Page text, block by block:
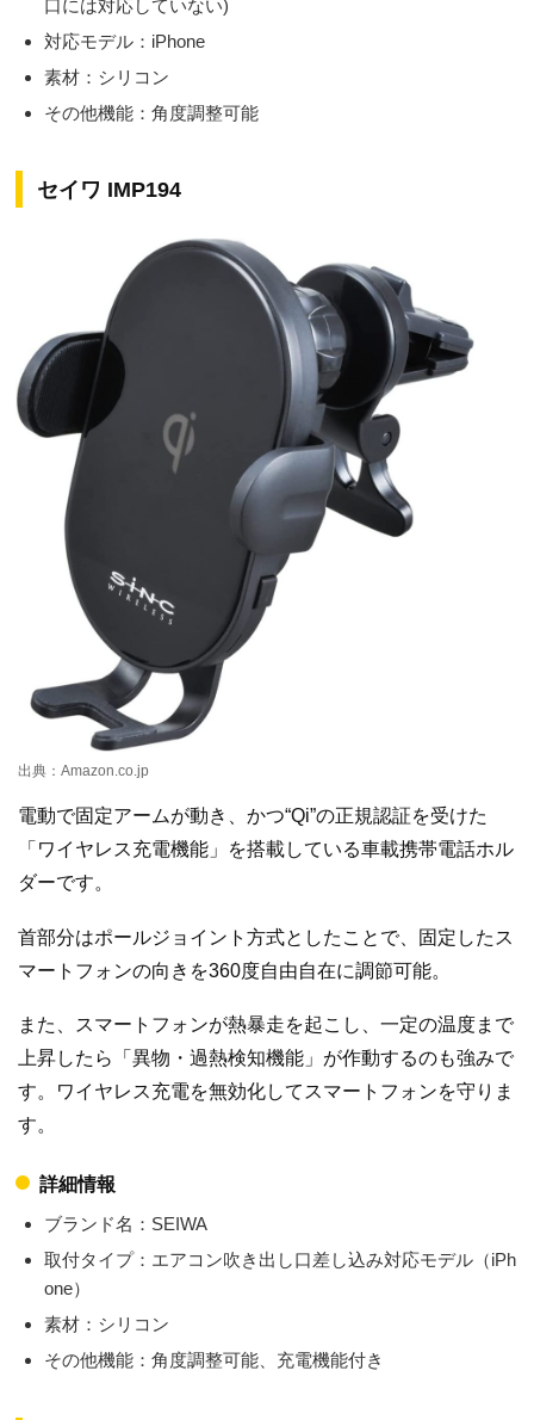
口には対応していない)
対応モデル：iPhone
素材：シリコン
その他機能：角度調整可能
セイワ IMP194
出典：Amazon.co.jp
電動で固定アームが動き、かつ“Qi”の正規認証を受けた
「ワイヤレス充電機能」を搭載している車載携帯電話ホル
ダーです。
首部分はポールジョイント方式としたことで、固定したス
マートフォンの向きを360度自由自在に調節可能。
また、スマートフォンが熱暴走を起こし、一定の温度まで
上昇したら「異物・過熱検知機能」が作動するのも強みで
す。ワイヤレス充電を無効化してスマートフォンを守りま
す。
詳細情報
ブランド名：SEIWA
取付タイプ：エアコン吹き出し口差し込み対応モデル（iPh
one）
素材：シリコン
その他機能：角度調整可能、充電機能付き